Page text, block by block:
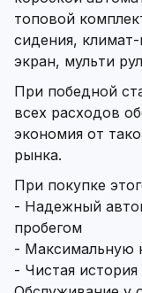
топовой
сидения,
экран, мульти
При победной
всех расходов
экономия от
рынка.
При покупке
- Надежный
пробегом
- Максимальную
- Чистая история